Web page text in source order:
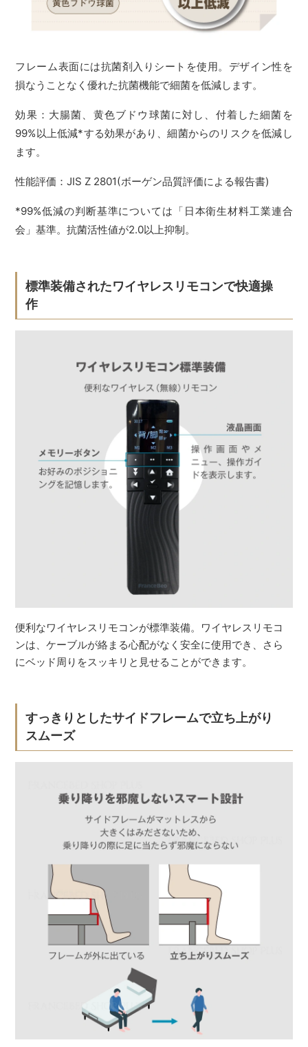
フレーム表面には抗菌剤入りシートを使用。デザイン性を
損なうことなく優れた抗菌機能で細菌を低減します。
効果：大腸菌、黄色ブドウ球菌に対し、付着した細菌を
99%以上低減*する効果があり、細菌からのリスクを低減し
ます。
性能評価：JIS Z 2801(ボーゲン品質評価による報告書)
*99%低減の判断基準については「日本衛生材料工業連合
会」基準。抗菌活性値が2.0以上抑制。
標準装備されたワイヤレスリモコンで快適操
作
便利なワイヤレスリモコンが標準装備。ワイヤレスリモコ
ンは、ケーブルが絡まる心配がなく安全に使用でき、さら
にベッド周りをスッキリと見せることができます。
すっきりとしたサイドフレームで立ち上がり
スムーズ